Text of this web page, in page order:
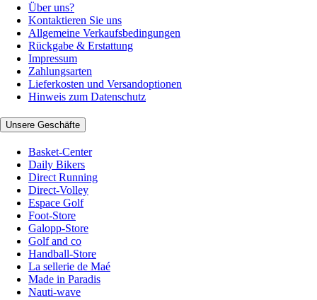
Über uns?
Kontaktieren Sie uns
Allgemeine Verkaufsbedingungen
Rückgabe & Erstattung
Impressum
Zahlungsarten
Lieferkosten und Versandoptionen
Hinweis zum Datenschutz
Unsere Geschäfte
Basket-Center
Daily Bikers
Direct Running
Direct-Volley
Espace Golf
Foot-Store
Galopp-Store
Golf and co
Handball-Store
La sellerie de Maé
Made in Paradis
Nauti-wave